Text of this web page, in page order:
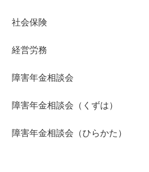
社会保険
経営労務
障害年金相談会
障害年金相談会（くずは）
障害年金相談会（ひらかた）